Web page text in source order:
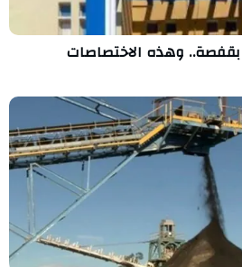
وهذه الاختصاصات